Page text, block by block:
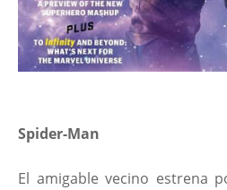
Spider-Man
El amigable vecino estrena